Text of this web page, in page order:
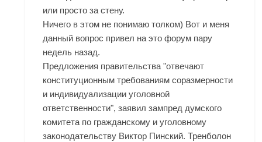
или просто за стену.
Ничего в этом не понимаю толком) Вот и меня
данный вопрос привел на это форум пару
недель назад.
Предложения правительства "отвечают
конституционным требованиям соразмерности
и индивидуализации уголовной
ответственности", заявил зампред думского
комитета по гражданскому и уголовному
законодательству Виктор Пинский. Тренболон